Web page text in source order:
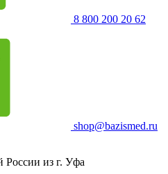
8 800 200 20 62
shop@bazismed.ru
России из г. Уфа